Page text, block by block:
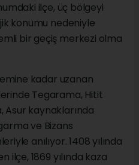
ilçe, üç bölgeyi
konumu nedeniyle
bir geçiş merkezi olma
kadar uzanan
Tegarama, Hitit
Asur kaynaklarında
ve Bizans
anılıyor. 1408 yılında
ilçe, 1869 yılında kaza